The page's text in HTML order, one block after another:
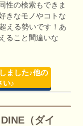
性の検索もできま
きなモノやコトな
える勢いです！あ
ること間違いな
ました♪他の
い♪
（ダイ